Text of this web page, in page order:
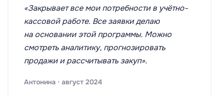
«Закрывает все мои потребности в учётно-
кассовой работе. Все заявки делаю
на основании этой программы. Можно
смотреть аналитику, прогнозировать
продажи и рассчитывать закуп».
Антонина · август 2024